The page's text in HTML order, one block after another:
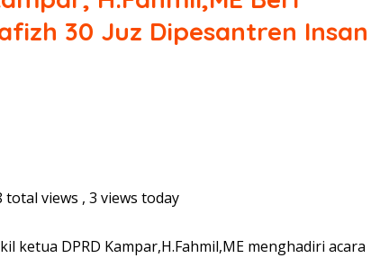
30 Juz Dipesantren Insan
total views , 3 views today
ketua DPRD Kampar,H.Fahmil,ME menghadiri acara